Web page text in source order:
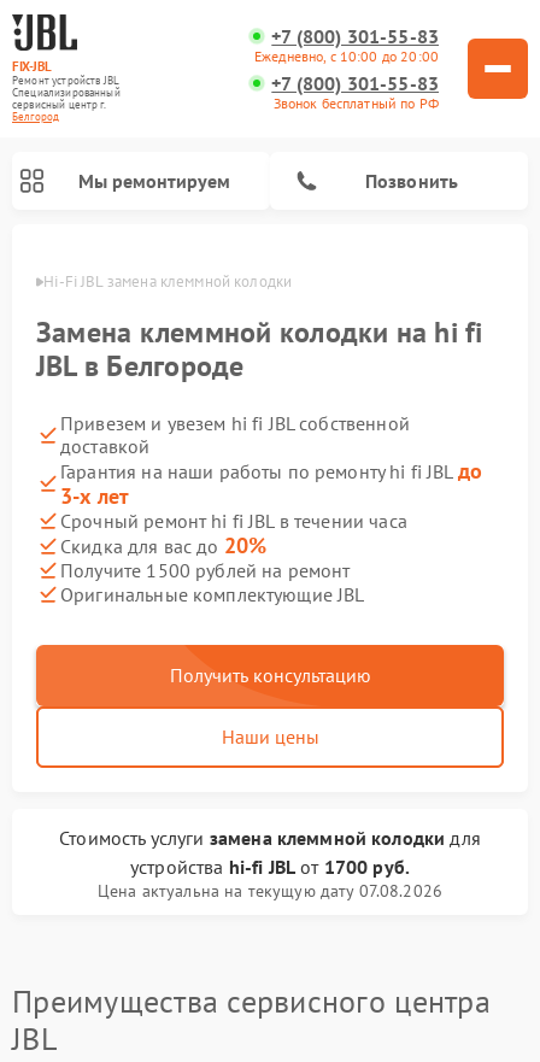
FIX-JBL
Ремонт устройств JBL
Специализированный
cервисный центр г.
Белгород
+7 (800) 301-55-83
Ежедневно, с 10:00 до 20:00
+7 (800) 301-55-83
Звонок бесплатный по РФ
Мы ремонтируем Позвонить
Hi-Fi JBL замена клеммной колодки
Замена клеммной колодки на hi fi
JBL в Белгороде
Привезем и увезем hi fi JBL собственной
доставкой
Гарантия на наши работы по ремонту hi fi JBL до
3-х лет
Срочный ремонт hi fi JBL в течении часа
Скидка для вас до 20%
Получите 1500 рублей на ремонт
Оригинальные комплектующие JBL
Получить консультацию
Наши цены
Стоимость услуги замена клеммной колодки для
устройства hi-fi JBL от 1700 руб.
Цена актуальна на текущую дату 07.08.2026
Преимущества сервисного центра
JBL